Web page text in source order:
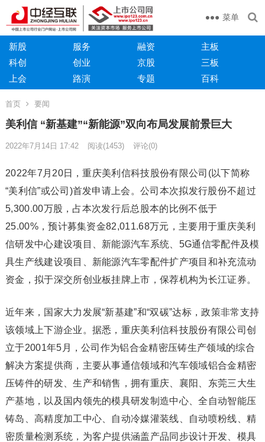
菜单
新股 服务 融资
主板
科创
创业 京股
三板
上会
路演 专题 百科
首页 要闻
美利信 “新基建”“新能源”双向布局发展前景巨大
2022年7月14日 17:42 阅读(1453) 评论(0)
2022年7月20日，重庆美利信科技股份有限公司(以下简称
“美利信”或公司)首发申请上会。公司本次拟发行股份不超过
5,300.00万股，占本次发行后总股本的比例不低于
25.00%，预计募集资金82,011.68万元，主要用于重庆美利
信研发中心建设项目、新能源汽车系统、5G通信零配件及模
具生产线建设项目、新能源汽车零配件扩产项目和补充流动
资金，拟于深交所创业板挂牌上市，保荐机构为长江证券。
近年来，国家大力发展“新基建”和“双碳”达标，政策非常支持
该领域上下游企业。据悉，重庆美利信科技股份有限公司创
立于2001年5月，公司作为铝合金精密压铸生产领域的综合
解决方案提供商，主要从事通信领域和汽车领域铝合金精密
压铸件的研发、生产和销售，拥有重庆、襄阳、东莞三大生
产基地，以及国内领先的模具研发制造中心、全自动智能压
铸岛、高精度加工中心、自动冷媒灌装线、自动喷粉线、精
密质量检测系统，为客户提供涵盖产品同步设计开发、模具